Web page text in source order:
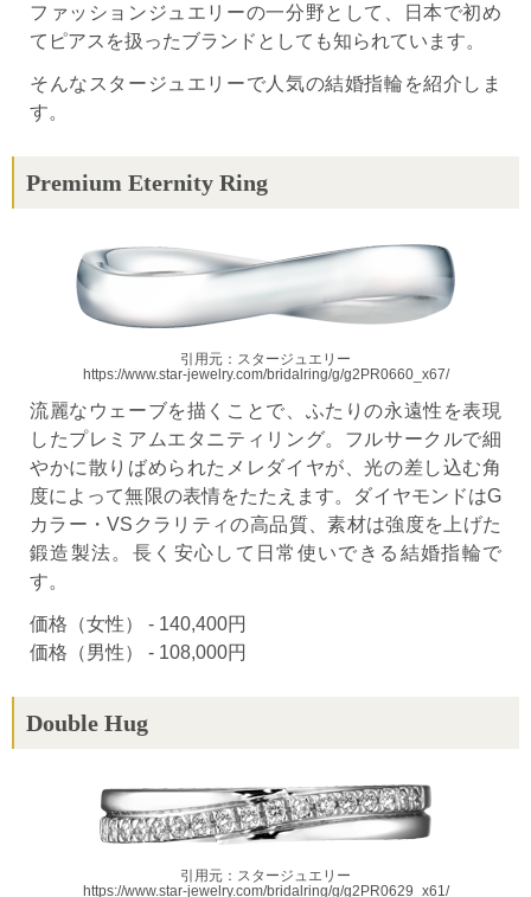
ファッションジュエリーの一分野として、日本で初め
てピアスを扱ったブランドとしても知られています。
そんなスタージュエリーで人気の結婚指輪を紹介しま
す。
Premium Eternity Ring
引用元：スタージュエリー
https://www.star-jewelry.com/bridalring/g/g2PR0660_x67/
流麗なウェーブを描くことで、ふたりの永遠性を表現
したプレミアムエタニティリング。フルサークルで細
やかに散りばめられたメレダイヤが、光の差し込む角
度によって無限の表情をたたえます。ダイヤモンドはG
カラー・VSクラリティの高品質、素材は強度を上げた
鍛造製法。長く安心して日常使いできる結婚指輪で
す。
価格（女性） - 140,400円
価格（男性） - 108,000円
Double Hug
引用元：スタージュエリー
https://www.star-jewelry.com/bridalring/g/g2PR0629_x61/